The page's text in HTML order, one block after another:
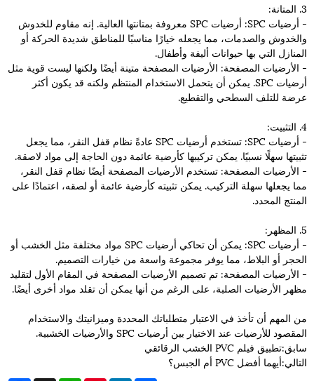
3. المتانة:
- أرضيات SPC: أرضيات SPC معروفة بمتانتها العالية. إنه مقاوم للخدوش
والخدوش والصدمات، مما يجعله خيارًا مناسبًا للمناطق شديدة الحركة أو
المنازل التي بها حيوانات أليفة وأطفال.
- الأرضيات المصفحة: الأرضيات المصفحة متينة أيضًا ولكنها ليست قوية مثل
أرضيات SPC. يمكن أن يتحمل الاستخدام المنتظم ولكنه قد يكون أكثر
عرضة للتلف السطحي والتقطيع.
4. التثبيت:
- أرضيات SPC: تستخدم أرضيات SPC عادةً نظام قفل النقر، مما يجعل
تثبيتها سهلًا نسبيًا. يمكن تركيبها كأرضية عائمة دون الحاجة إلى مواد لاصقة.
- الأرضيات المصفحة: تستخدم الأرضيات المصفحة أيضًا نظام قفل النقر،
مما يجعلها سهلة التركيب. يمكن تثبيته كأرضية عائمة أو لصقه، اعتمادًا على
المنتج المحدد.
5. المظهر:
- أرضيات SPC: يمكن أن تحاكي أرضيات SPC مواد مختلفة مثل الخشب أو
الحجر أو البلاط، مما يوفر مجموعة واسعة من خيارات التصميم.
- الأرضيات المصفحة: تم تصميم الأرضيات المصفحة في المقام الأول لتقليد
مظهر الأرضيات الصلبة، على الرغم من أنها يمكن أن تقلد مواد أخرى أيضًا.
من المهم أن تأخذ في الاعتبار متطلباتك المحددة وميزانيتك والاستخدام
المقصود للأرضيات عند الاختيار بين أرضيات SPC والأرضيات الخشبية.
سابق:تطبيق فيلم PVC الخشب الرقائقي
التالي:أيهما أفضل PVC أم الجبس؟